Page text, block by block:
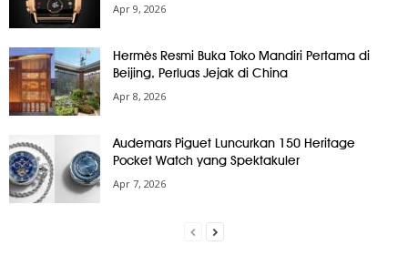
Apr 9, 2026
Hermès Resmi Buka Toko Mandiri Pertama di
Beijing, Perluas Jejak di China
Apr 8, 2026
Audemars Piguet Luncurkan 150 Heritage
Pocket Watch yang Spektakuler
Apr 7, 2026